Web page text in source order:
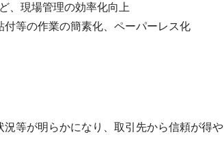
、 現場管理の効率化向上
等の作業の簡素化、ペーパーレス化
等が明らかになり、取引先から信頼が得や